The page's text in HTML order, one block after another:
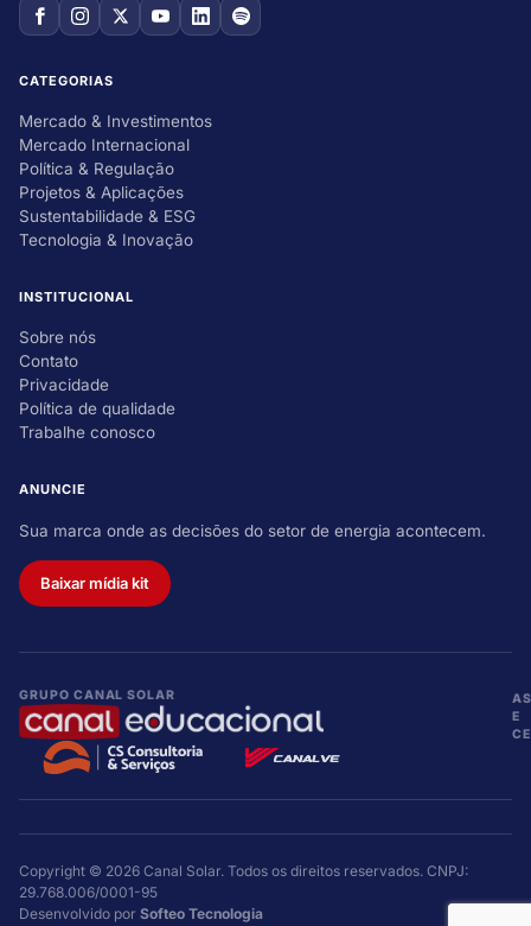
CATEGORIAS
Mercado & Investimentos
Mercado Internacional
Política & Regulação
Projetos & Aplicações
Sustentabilidade & ESG
Tecnologia & Inovação
INSTITUCIONAL
Sobre nós
Contato
Privacidade
Política de qualidade
Trabalhe conosco
ANUNCIE
Sua marca onde as decisões do setor de energia acontecem.
Baixar mídia kit
GRUPO CANAL SOLAR
E
Copyright © 2026 Canal Solar. Todos os direitos reservados. CNPJ:
29.768.006/0001-95
Desenvolvido por Softeo Tecnologia